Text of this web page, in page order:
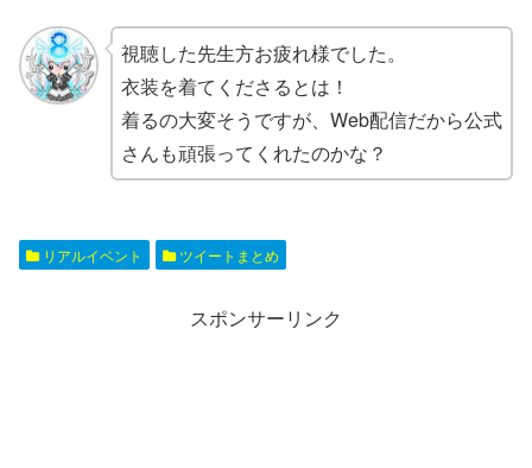
視聴した先生方お疲れ様でした。
衣装を着てくださるとは！
着るの大変そうですが、Web配信だから公式
さんも頑張ってくれたのかな？
リアルイベント ツイートまとめ
スポンサーリンク